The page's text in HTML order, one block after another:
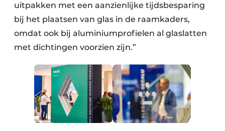
uitpakken met een aanzienlijke tijdsbesparing
bij het plaatsen van glas in de raamkaders,
omdat ook bij aluminiumprofielen al glaslatten
met dichtingen voorzien zijn.”